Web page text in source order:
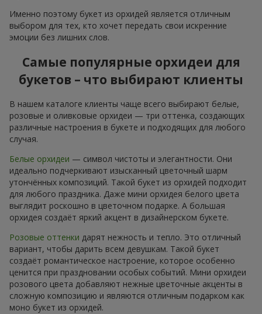
Именно поэтому букет из орхидей является отличным
выбором для тех, кто хочет передать свои искренние
эмоции без лишних слов.
Самые популярные орхидеи для
букетов – что выбирают клиенты
В нашем каталоге клиенты чаще всего выбирают белые,
розовые и оливковые орхидеи — три оттенка, создающих
различные настроения в букете и подходящих для любого
случая.
Белые орхидеи — символ чистоты и элегантности. Они
идеально подчеркивают изысканный цветочный шарм
утончённых композиций. Такой букет из орхидей подходит
для любого праздника. Даже мини орхидея белого цвета
выглядит роскошно в цветочном подарке. А большая
орхидея создаёт яркий акцент в дизайнерском букете.
Розовые оттенки дарят нежность и тепло. Это отличный
вариант, чтобы дарить всем девушкам. Такой букет
создаёт романтическое настроение, которое особенно
ценится при праздновании особых событий. Мини орхидеи
розового цвета добавляют нежные цветочные акценты в
сложную композицию и являются отличным подарком как
моно букет из орхидей.